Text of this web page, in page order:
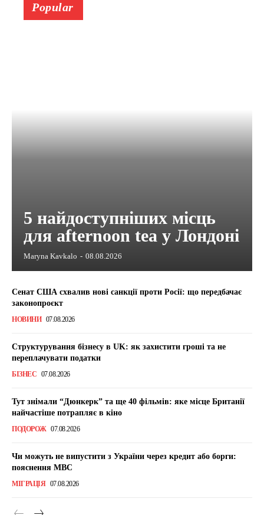
Popular
5 найдоступніших місць
для afternoon tea у Лондоні
Maryna Kavkalo - 08.08.2026
Сенат США схвалив нові санкції проти Росії: що передбачає
законопроєкт
НОВИНИ 07.08.2026
Структурування бізнесу в UK: як захистити гроші та не
переплачувати податки
БІЗНЕС 07.08.2026
Тут знімали “Дюнкерк” та ще 40 фільмів: яке місце Британії
найчастіше потрапляє в кіно
ПОДОРОЖ 07.08.2026
Чи можуть не випустити з України через кредит або борги:
пояснення МВС
МІГРАЦІЯ 07.08.2026